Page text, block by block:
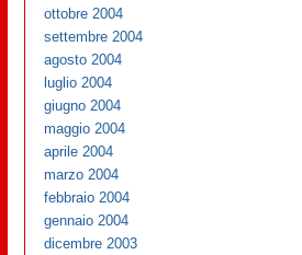
ottobre 2004
settembre 2004
agosto 2004
luglio 2004
giugno 2004
maggio 2004
aprile 2004
marzo 2004
febbraio 2004
gennaio 2004
dicembre 2003